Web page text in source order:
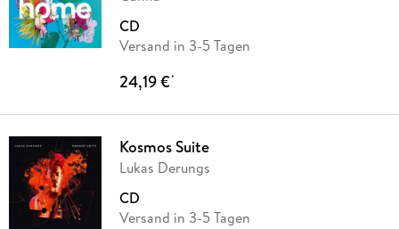
CD
Versand in 3-5 Tagen
24,19 €*
Kosmos Suite
Lukas Derungs
CD
Versand in 3-5 Tagen